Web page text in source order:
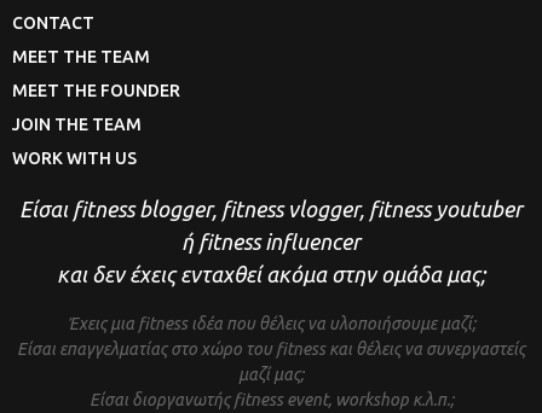
CONTACT
MEET THE TEAM
MEET THE FOUNDER
JOIN THE TEAM
WORK WITH US
Είσαι fitness blogger, fitness vlogger, fitness youtuber
ή fitness influencer
και δεν έχεις ενταχθεί ακόμα στην ομάδα μας;
Έχεις μια fitness ιδέα που θέλεις να υλοποιήσουμε μαζί;
Είσαι επαγγελματίας στο χώρο του fitness και θέλεις να συνεργαστείς
μαζί μας;
Είσαι διοργανωτής fitness event, workshop κ.λ.π.;